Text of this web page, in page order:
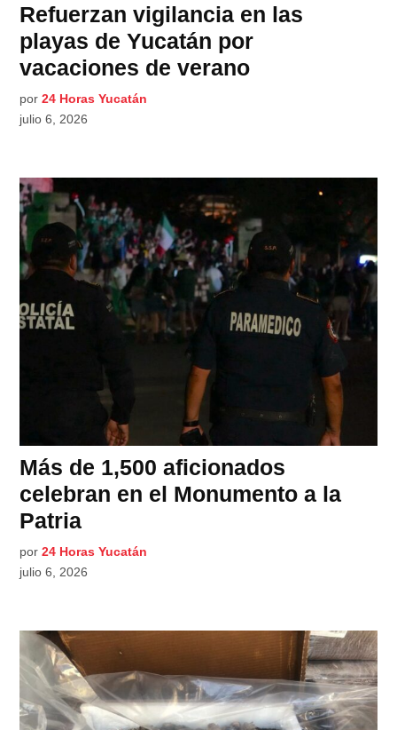
Refuerzan vigilancia en las
playas de Yucatán por
vacaciones de verano
por 24 Horas Yucatán
julio 6, 2026
Más de 1,500 aficionados
celebran en el Monumento a la
Patria
por 24 Horas Yucatán
julio 6, 2026